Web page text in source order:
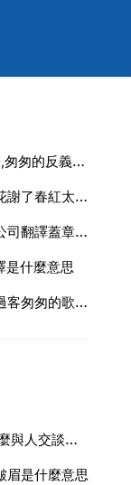
充實,匆匆,徘徊的反義詞是什麼,匆匆的反義詞是什麼
桃花謝了春紅是什麼意思，桃花謝了春紅太匆匆全詩
翻譯蓋章是什麼意思，去翻譯公司翻譯蓋章需要注意哪些細節和方面
是什麼意思
天地悠悠是什麼歌，天地悠悠過客匆匆的歌詞是什麼
為什麼人與人交流用誠意,為什麼與人交談要有誠意？
眉是什麼意思